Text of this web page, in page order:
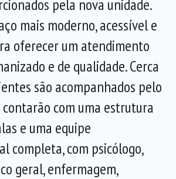
pela nova unidade.
mais moderno, acessível e
oferecer um atendimento
e de qualidade. Cerca
são acompanhados pelo
contarão com uma estrutura
e uma equipe
completa, com psicólogo,
geral, enfermagem,